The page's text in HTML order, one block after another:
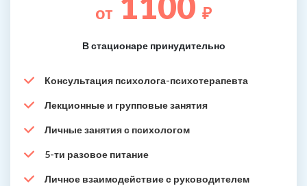
от ₽
В стационаре принудительно
Консультация психолога-психотерапевта
Лекционные и групповые занятия
Личные занятия с психологом
5-ти разовое питание
Личное взаимодействие с руководителем